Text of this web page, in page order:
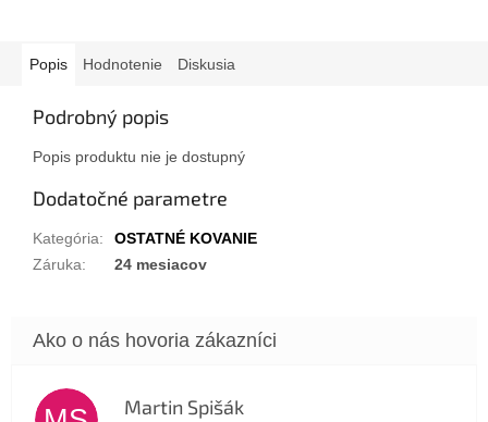
Popis Hodnotenie Diskusia
Podrobný popis
Popis produktu nie je dostupný
Dodatočné parametre
Kategória:
OSTATNÉ KOVANIE
Záruka: 24 mesiacov
Martin Spišák